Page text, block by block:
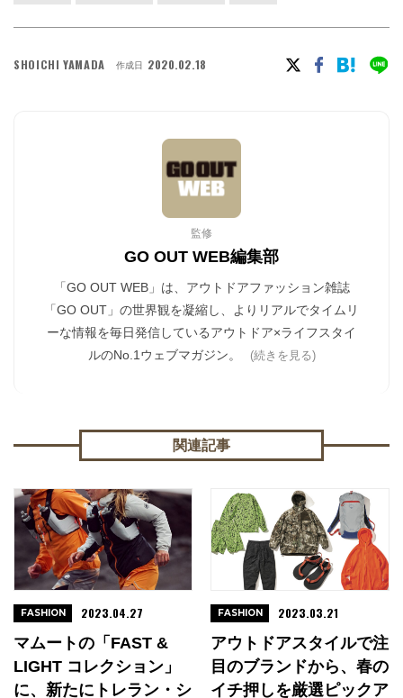
SHOICHI YAMADA 作成日 2020.02.18
監修
GO OUT WEB編集部
「GO OUT WEB」は、アウトドアファッション雑誌
「GO OUT」の世界観を凝縮し、よりリアルでタイムリ
ーな情報を毎日発信しているアウトドア×ライフスタイ
ルのNo.1ウェブマガジン。
(続きを見る)
関連記事
マムートの「FAST &
LIGHT コレクション」
に、新たにトレラン・シ
FASHION 2023.04.27
アウトドアスタイルで注
目のブランドから、春の
イチ押しを厳選ピックア
FASHION 2023.03.21